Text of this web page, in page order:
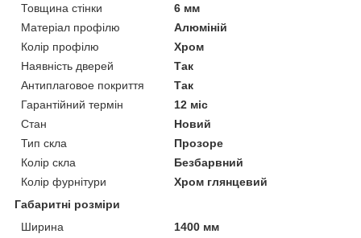
Товщина стінки
6 мм
Матеріал профілю
Алюміній
Колір профілю
Хром
Наявність дверей
Так
Антиплаговое покриття
Так
Гарантійний термін
12 міс
Стан
Новий
Тип скла
Прозоре
Колір скла
Безбарвний
Колір фурнітури
Хром глянцевий
Габаритні розміри
Ширина
1400 мм